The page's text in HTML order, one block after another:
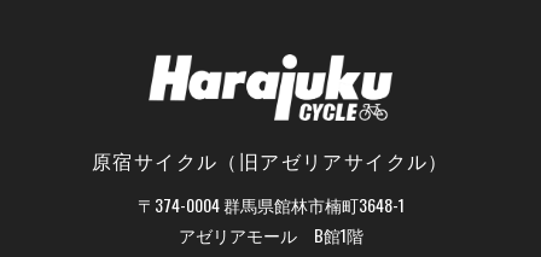
原宿サイクル（旧アゼリアサイクル）
〒374-0004 群馬県館林市楠町3648-1
アゼリアモール B館1階